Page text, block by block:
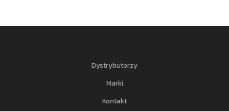
Dystrybutorzy
Marki
Kontakt